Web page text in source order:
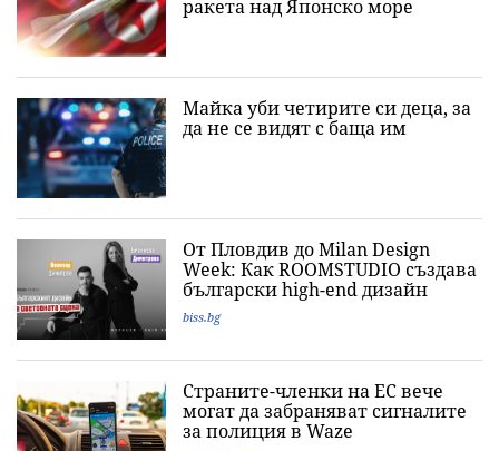
ракета над Японско море
Майка уби четирите си деца, за
да не се видят с баща им
От Пловдив до Milan Design
Week: Как ROOMSTUDIO създава
български high-end дизайн
biss.bg
Страните-членки на ЕС вече
могат да забраняват сигналите
за полиция в Waze